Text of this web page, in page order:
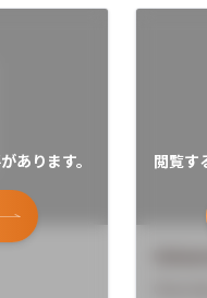
あります。 閲覧す